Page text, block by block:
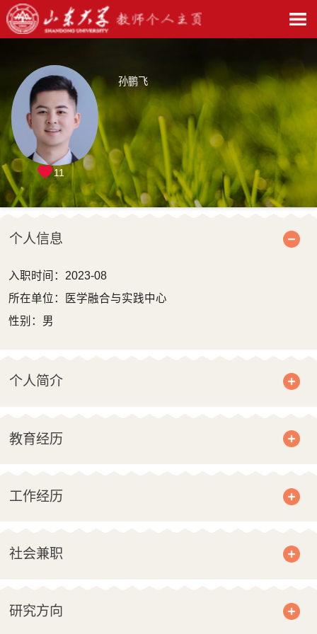
孙鹏飞
11
个人信息
入职时间：2023-08
所在单位：医学融合与实践中心
性别：男
个人简介
教育经历
工作经历
社会兼职
研究方向